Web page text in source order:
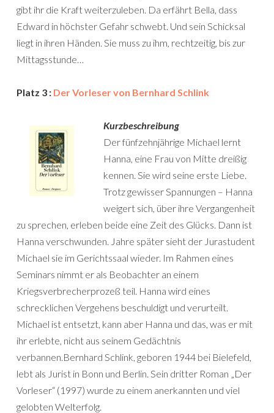
gibt ihr die Kraft weiterzuleben. Da erfährt Bella, dass
Edward in höchster Gefahr schwebt. Und sein Schicksal
liegt in ihren Händen. Sie muss zu ihm, rechtzeitig, bis zur
Mittagsstunde…
Platz 3 : Der Vorleser von Bernhard Schlink
Kurzbeschreibung
Der fünfzehnjährige Michael lernt
Hanna, eine Frau von Mitte dreißig
kennen. Sie wird seine erste Liebe.
Trotz gewisser Spannungen – Hanna
weigert sich, über ihre Vergangenheit
zu sprechen, erleben beide eine Zeit des Glücks. Dann ist
Hanna verschwunden. Jahre später sieht der Jurastudent
Michael sie im Gerichtssaal wieder. Im Rahmen eines
Seminars nimmt er als Beobachter an einem
Kriegsverbrecherprozeß teil. Hanna wird eines
schrecklichen Vergehens beschuldigt und verurteilt.
Michael ist entsetzt, kann aber Hanna und das, was er mit
ihr erlebte, nicht aus seinem Gedächtnis
verbannen.Bernhard Schlink, geboren 1944 bei Bielefeld,
lebt als Jurist in Bonn und Berlin. Sein dritter Roman „Der
Vorleser“ (1997) wurde zu einem anerkannten und viel
gelobten Welterfolg.